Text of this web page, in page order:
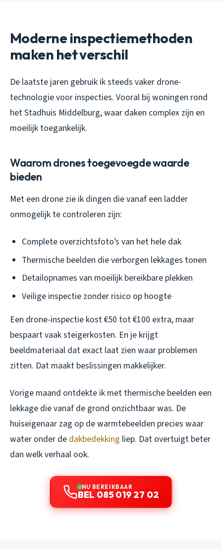
Moderne inspectiemethoden
maken het verschil
De laatste jaren gebruik ik steeds vaker drone-
technologie voor inspecties. Vooral bij woningen rond
het Stadhuis Middelburg, waar daken complex zijn en
moeilijk toegankelijk.
Waarom drones toegevoegde waarde
bieden
Met een drone zie ik dingen die vanaf een ladder
onmogelijk te controleren zijn:
Complete overzichtsfoto’s van het hele dak
Thermische beelden die verborgen lekkages tonen
Detailopnames van moeilijk bereikbare plekken
Veilige inspectie zonder risico op hoogte
Een drone-inspectie kost €50 tot €100 extra, maar
bespaart vaak steigerkosten. En je krijgt
beeldmateriaal dat exact laat zien waar problemen
zitten. Dat maakt beslissingen makkelijker.
Vorige maand ontdekte ik met thermische beelden een
lekkage die vanaf de grond onzichtbaar was. De
huiseigenaar zag op de warmtebeelden precies waar
water onder de dakbedekking liep. Dat overtuigt beter
dan welk verhaal ook.
NU BEREIKBAAR
BEL 085 019 27 02